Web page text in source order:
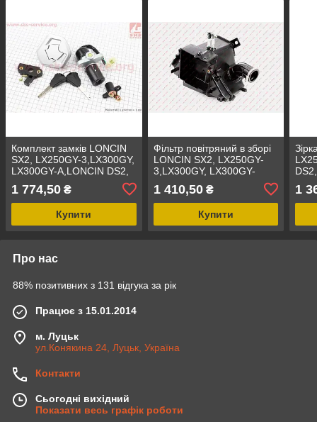
Комплект замків LONCIN
SX2, LX250GY-3,LX300GY,
LX300GY-A,LONCIN DS2,
кришкою бака
1 774,50 ₴
Купити
Фільтр повітряний в зборі
LONCIN SX2, LX250GY-
3,LX300GY, LX300GY-
A,LONCIN DS2, LX250GY-
3G DS2
1 410,50₴
Купити
1
Про нас
88% позитивних з 131 відгука за рік
Працює з 15.01.2014
м. Луцьк
ул.Конякина 24, Луцьк, Україна
Контакти
Сьогодні вихідний
Показати весь графік роботи